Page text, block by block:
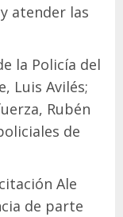
atender las
la Policía del
Luis Avilés;
Rubén
de
Ale
de parte